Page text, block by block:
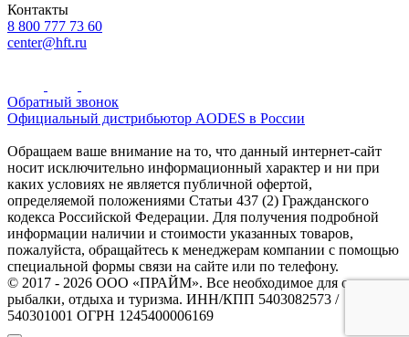
Контакты
8 800 777 73 60
center@hft.ru
Обратный звонок
Официальный дистрибьютор AODES в России
Обращаем ваше внимание на то, что данный интернет-сайт
носит исключительно информационный характер и ни при
каких условиях не является публичной офертой,
определяемой положениями Статьи 437 (2) Гражданского
кодекса Российской Федерации. Для получения подробной
информации наличии и стоимости указанных товаров,
пожалуйста, обращайтесь к менеджерам компании с помощью
специальной формы связи на сайте или по телефону.
© 2017 - 2026 ООО «ПРАЙМ». Все необходимое для охоты и
рыбалки, отдыха и туризма. ИНН/КПП 5403082573 /
540301001 ОГРН 1245400006169